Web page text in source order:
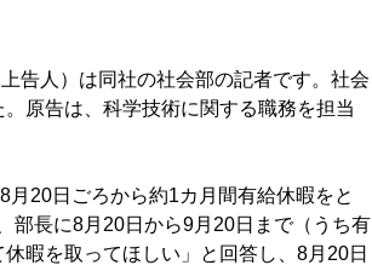
告人）は同社の社会部の記者です。社会
原告は、科学技術に関する職務を担当
20日ごろから約1カ月間有給休暇をと
部長に8月20日から9月20日まで（うち有
暇を取ってほしい」と回答し、8月20日